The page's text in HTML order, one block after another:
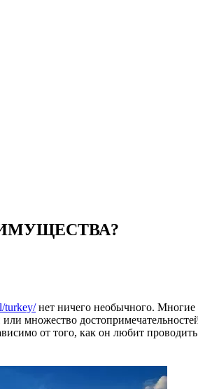
turkey/нет ничего необычного. Многие
множество
от того, как он любит